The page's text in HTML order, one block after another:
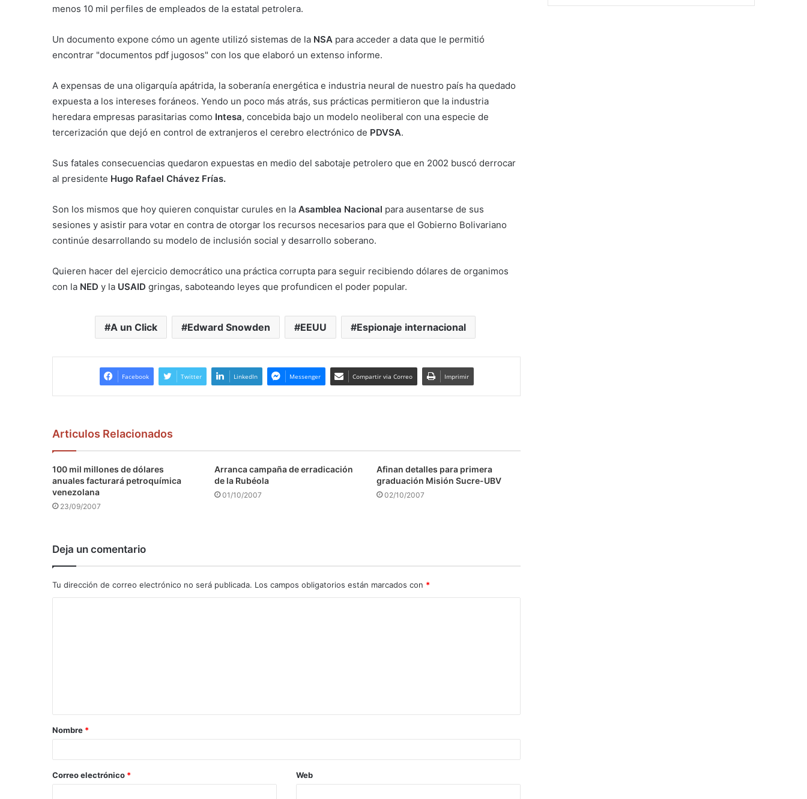
menos 10 mil perfiles de empleados de la estatal petrolera.
Un documento expone cómo un agente utilizó sistemas de la NSA para acceder a data que le permitió
encontrar "documentos pdf jugosos" con los que elaboró un extenso informe.
A expensas de una oligarquía apátrida, la soberanía energética e industria neural de nuestro país ha quedado
expuesta a los intereses foráneos. Yendo un poco más atrás, sus prácticas permitieron que la industria
heredara empresas parasitarias como Intesa, concebida bajo un modelo neoliberal con una especie de
tercerización que dejó en control de extranjeros el cerebro electrónico de PDVSA.
Sus fatales consecuencias quedaron expuestas en medio del sabotaje petrolero que en 2002 buscó derrocar
al presidente Hugo Rafael Chávez Frías.
Son los mismos que hoy quieren conquistar curules en la Asamblea Nacional para ausentarse de sus
sesiones y asistir para votar en contra de otorgar los recursos necesarios para que el Gobierno Bolivariano
continúe desarrollando su modelo de inclusión social y desarrollo soberano.
Quieren hacer del ejercicio democrático una práctica corrupta para seguir recibiendo dólares de organimos
con la NED y la USAID gringas, saboteando leyes que profundicen el poder popular.
A un Click Edward Snowden EEUU Espionaje internacional
Facebook Twitter LinkedIn Messenger Compartir via Correo Imprimir
Articulos Relacionados
100 mil millones de dólares
anuales facturará petroquímica
venezolana
23/09/2007
Arranca campaña de erradicación
de la Rubéola
01/10/2007
Afinan detalles para primera
graduación Misión Sucre-UBV
02/10/2007
Deja un comentario
Tu dirección de correo electrónico no será publicada. Los campos obligatorios están marcados con *
a
r
*
Nombre *
Correo electrónico * Web